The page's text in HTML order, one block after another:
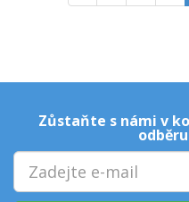
Zůstaňte s námi v